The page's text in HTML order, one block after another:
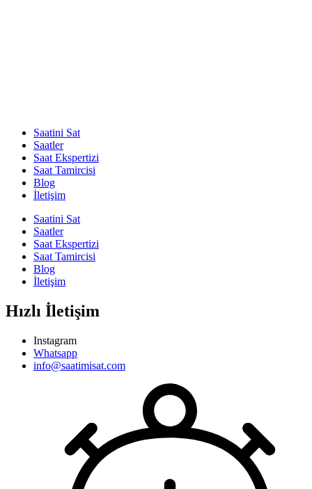
Saatini Sat
Saatler
Saat Ekspertizi
Saat Tamircisi
Blog
İletişim
Saatini Sat
Saatler
Saat Ekspertizi
Saat Tamircisi
Blog
İletişim
Hızlı İletişim
Instagram
Whatsapp
info@saatimisat.com